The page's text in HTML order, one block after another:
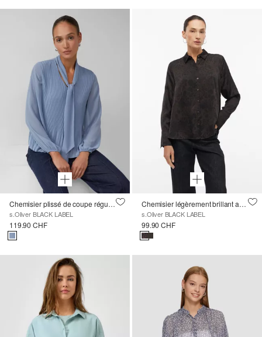
Chemisier plissé de coupe régulière avec col montant et ruban à nouer
s.Oliver BLACK LABEL
119.90 CHF
Chemisier légèrement brillant avec des plis
s.Oliver BLACK LABEL
99.90 CHF